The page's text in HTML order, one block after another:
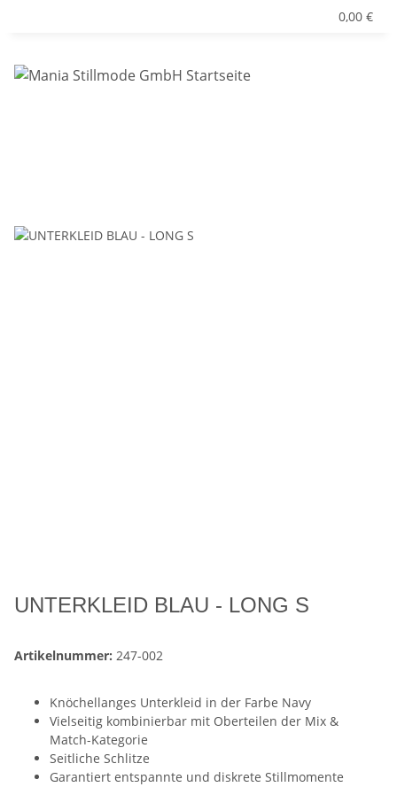
0,00 €
UNTERKLEID BLAU - LONG S
Artikelnummer: 247-002
Knöchellanges Unterkleid in der Farbe Navy
Vielseitig kombinierbar mit Oberteilen der Mix &
Match-Kategorie
Seitliche Schlitze
Garantiert entspannte und diskrete Stillmomente